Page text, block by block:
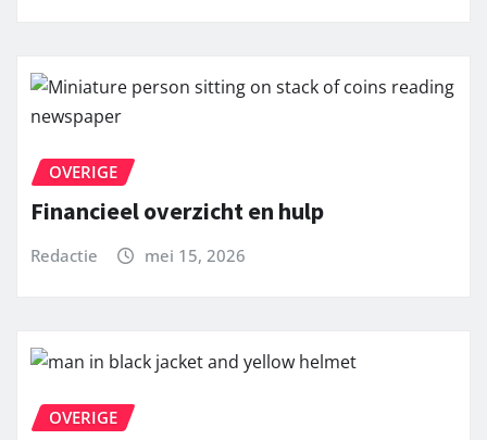
OVERIGE
Financieel overzicht en hulp
Redactie mei 15, 2026
OVERIGE